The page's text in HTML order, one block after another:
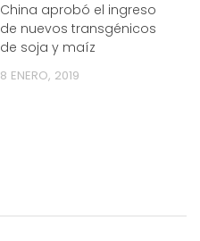
China aprobó el ingreso
de nuevos transgénicos
de soja y maíz
8 ENERO, 2019